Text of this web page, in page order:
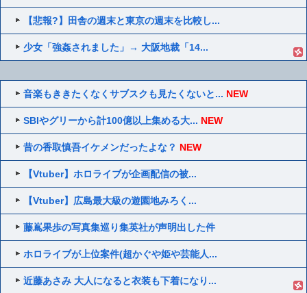
【悲報?】田舎の週末と東京の週末を比較し...
少女「強姦されました」→ 大阪地裁「14...
音楽もききたくなくサブスクも見たくないと... NEW
SBIやグリーから計100億以上集める大... NEW
昔の香取慎吾イケメンだったよな？ NEW
【Vtuber】ホロライブが企画配信の被...
【Vtuber】広島最大級の遊園地みろく...
藤嶌果歩の写真集巡り集英社が声明出した件
ホロライブが上位案件(超かぐや姫や芸能人...
近藤あさみ 大人になると衣装も下着になり...